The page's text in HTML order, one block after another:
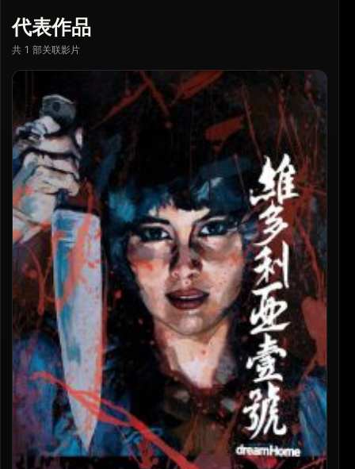
代表作品
共 1 部关联影片